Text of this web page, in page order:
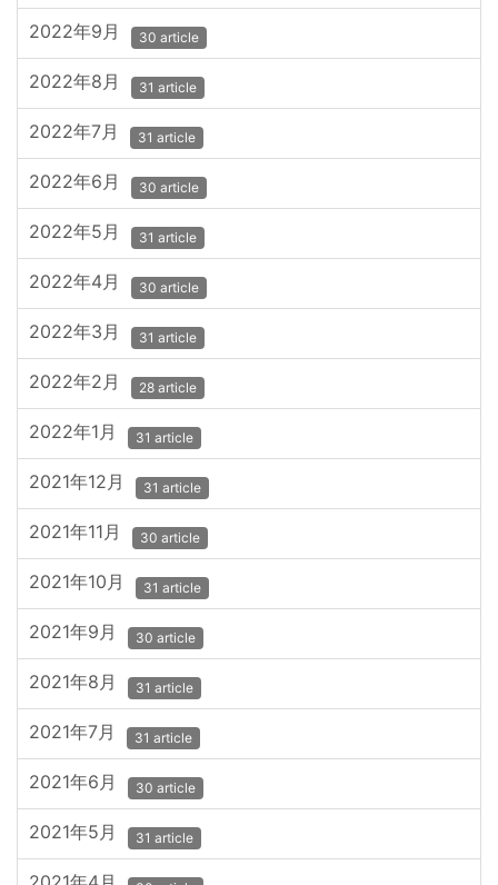
2022年9月 30 article
2022年8月 31 article
2022年7月 31 article
2022年6月 30 article
2022年5月 31 article
2022年4月 30 article
2022年3月 31 article
2022年2月 28 article
2022年1月 31 article
2021年12月 31 article
2021年11月 30 article
2021年10月 31 article
2021年9月 30 article
2021年8月 31 article
2021年7月 31 article
2021年6月 30 article
2021年5月 31 article